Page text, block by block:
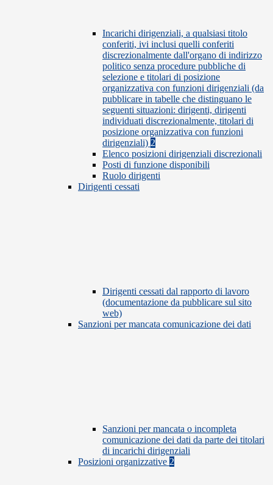
Incarichi dirigenziali, a qualsiasi titolo
conferiti, ivi inclusi quelli conferiti
discrezionalmente dall'organo di indirizzo
politico senza procedure pubbliche di
selezione e titolari di posizione
organizzativa con funzioni dirigenziali (da
pubblicare in tabelle che distinguano le
seguenti situazioni: dirigenti, dirigenti
individuati discrezionalmente, titolari di
posizione organizzativa con funzioni
dirigenziali) 2
Elenco posizioni dirigenziali discrezionali
Posti di funzione disponibili
Ruolo dirigenti
Dirigenti cessati
Dirigenti cessati dal rapporto di lavoro
(documentazione da pubblicare sul sito
web)
Sanzioni per mancata comunicazione dei dati
Sanzioni per mancata o incompleta
comunicazione dei dati da parte dei titolari
di incarichi dirigenziali
Posizioni organizzative 2